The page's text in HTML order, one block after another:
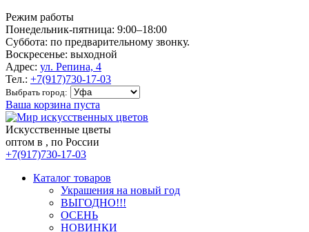
Режим работы
Понедельник-пятница: 9:00–18:00
Суббота: по предварительному звонку.
Воскресенье: выходной
Адрес: ул. Репина, 4
Тел.: +7(917)730-17-03
Выбрать город:
Ваша корзина пуста
Искусственные цветы
оптом в , по России
+7(917)730-17-03
Каталог товаров
Украшения на новый год
ВЫГОДНО!!!
ОСЕНЬ
НОВИНКИ